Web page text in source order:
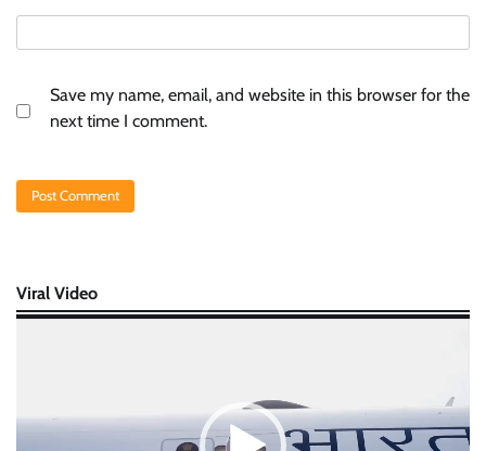
Save my name, email, and website in this browser for the
next time I comment.
Viral Video